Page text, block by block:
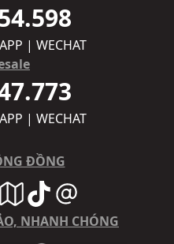
| WECHAT
| WECHAT
ĐỒNG
NHANH CHÓNG